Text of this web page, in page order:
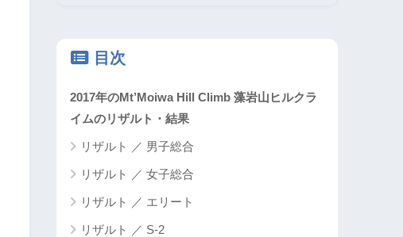
目次
2017年のMt’Moiwa Hill Climb 藻岩山ヒルクラ
イムのリザルト・結果
リザルト ／ 男子総合
リザルト ／ 女子総合
リザルト ／ エリート
リザルト ／ S-2